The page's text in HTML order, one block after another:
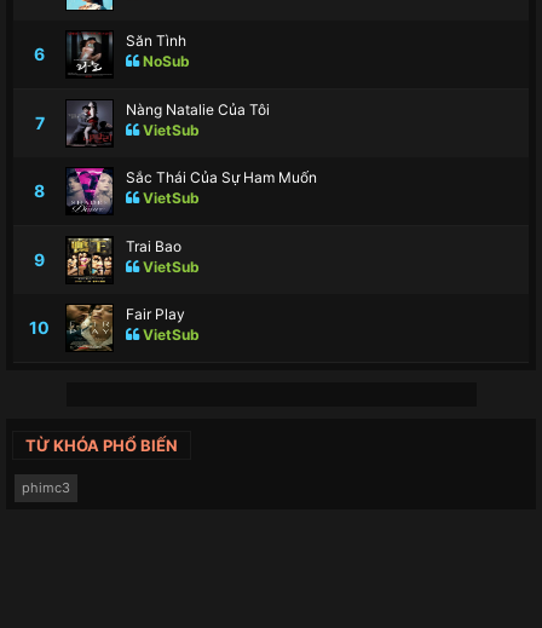
6
Săn Tình
NoSub
7
Nàng Natalie Của Tôi
VietSub
8
Sắc Thái Của Sự Ham Muốn
VietSub
9
Trai Bao
VietSub
10
Fair Play
VietSub
TỪ KHÓA PHỔ BIẾN
phimc3